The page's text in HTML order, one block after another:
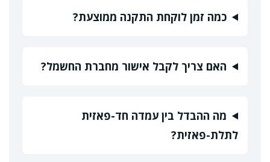
כמה זמן לוקחת התקנה ממוצעת?
האם צריך לקבל אישור מחברת החשמל?
מה ההבדל בין עמדה חד-פאזית
לתלת-פאזית?